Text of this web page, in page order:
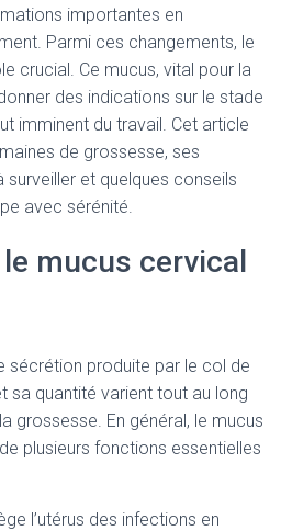
importantes en
Parmi ces changements, le
crucial. Ce mucus, vital pour la
des indications sur le stade
imminent du travail. Cet article
de grossesse, ses
et quelques conseils
avec sérénité.
le mucus cervical
sécrétion produite par le col de
sa quantité varient tout au long
grossesse. En général, le mucus
plusieurs fonctions essentielles
l’utérus des infections en